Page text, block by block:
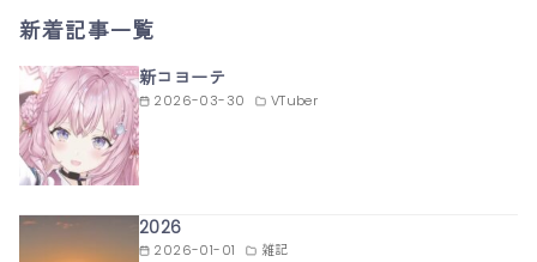
新着記事一覧
2026-03-30 VTuber
新コヨーテ
2026-01-01 雑記
2026